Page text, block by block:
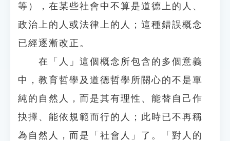
等），在某些社會中不算是道德上的人、
政治上的人或法律上的人；這種錯誤概念
已經逐漸改正。
在「人」這個概念所包含的多個意義
中，教育哲學及道德哲學所關心的不是單
純的自然人，而是其有理性、能替自己作
抉擇、能依規範而行的人；此時已不再稱
為自然人，而是「社會人」了。「對人的